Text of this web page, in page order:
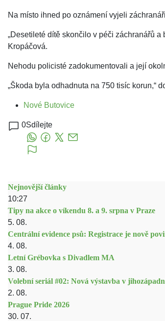
Na místo ihned po oznámení vyjeli
„Desetileté dítě skončilo v péči záchranářů
Kropáčová.
Nehodu policisté zadokumentovali a její
„Škoda byla odhadnuta na 750 tisíc korun,“
Nové Butovice
0Sdílejte
Nejnovější články
10:27
Tipy na akce o víkendu 8. a 9. srpna v Praze
5. 08.
Centrální evidence psů: Registrace je nově
4. 08.
Letní Grébovka s Divadlem MA
3. 08.
Volební seriál #02: Nová výstavba v
2. 08.
Prague Pride 2026
30. 07.